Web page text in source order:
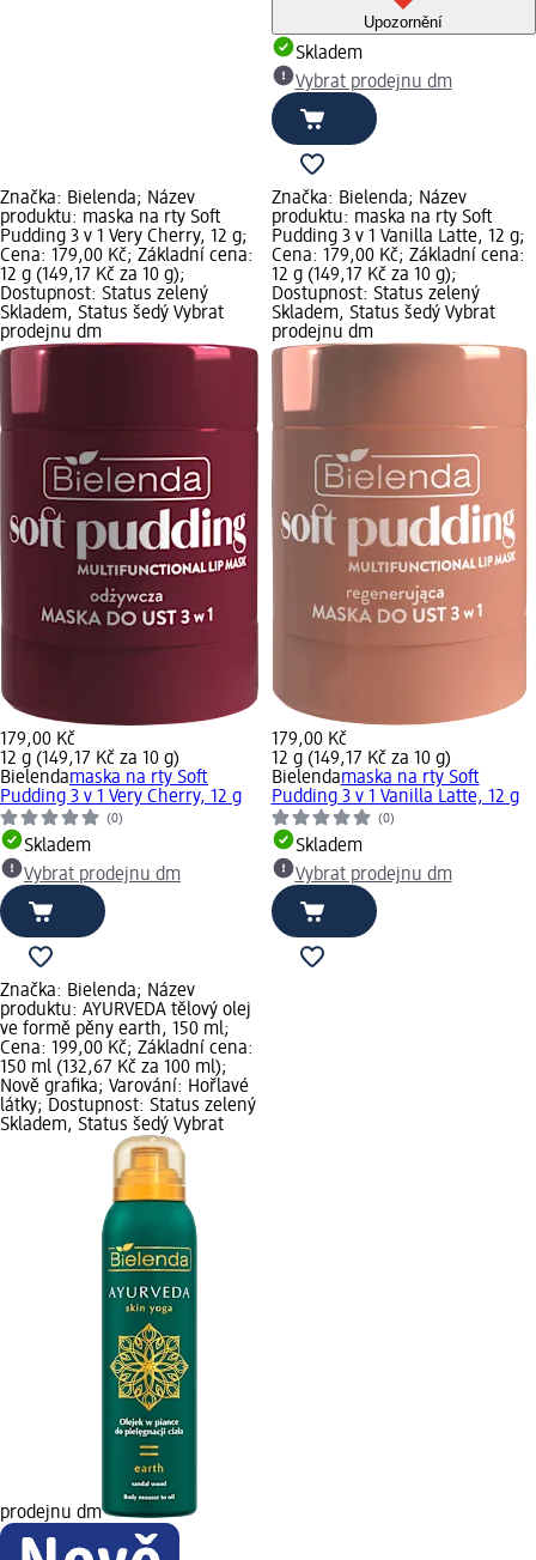
Upozornění
Skladem
Vybrat prodejnu dm
Značka: Bielenda; Název
produktu: maska na rty Soft
Pudding 3 v 1 Very Cherry, 12 g;
Cena: 179,00 Kč; Základní cena:
12 g (149,17 Kč za 10 g);
Dostupnost: Status zelený
Skladem, Status šedý Vybrat
prodejnu dm
179,00 Kč
12 g (149,17 Kč za 10 g)
Bielendamaska na rty Soft
Pudding 3 v 1 Very Cherry, 12 g
(0)
Skladem
Vybrat prodejnu dm
Značka: Bielenda; Název
produktu: maska na rty Soft
Pudding 3 v 1 Vanilla Latte, 12 g;
Cena: 179,00 Kč; Základní cena:
12 g (149,17 Kč za 10 g);
Dostupnost: Status zelený
Skladem, Status šedý Vybrat
prodejnu dm
179,00 Kč
12 g (149,17 Kč za 10 g)
Bielendamaska na rty Soft
Pudding 3 v 1 Vanilla Latte, 12 g
(0)
Skladem
Vybrat prodejnu dm
Značka: Bielenda; Název
produktu: AYURVEDA tělový olej
ve formě pěny earth, 150 ml;
Cena: 199,00 Kč; Základní cena:
150 ml (132,67 Kč za 100 ml);
Nově grafika; Varování: Hořlavé
látky; Dostupnost: Status zelený
Skladem, Status šedý Vybrat
prodejnu dm